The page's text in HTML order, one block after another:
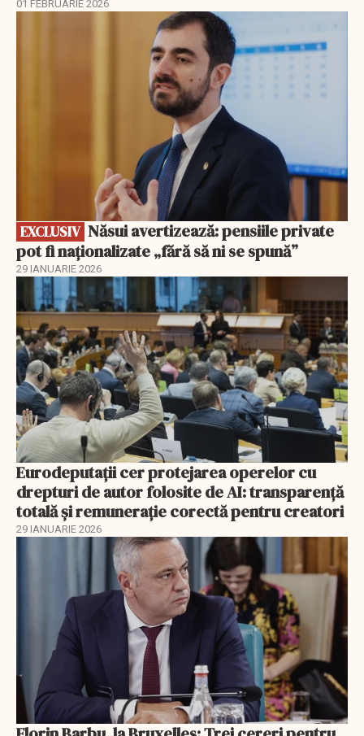
01 FEBRUARIE 2026
EXCLUSIV
pot fi naționalizate „fără să ni se spună”
29 IANUARIE 2026
Eurodeputații cer protejarea operelor cu
drepturi de autor folosite de AI: transparență
totală și remunerație corectă pentru creatori
29 IANUARIE 2026